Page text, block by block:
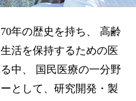
年の歴史を持ち、
高齢
活を保持するための医
中、
国民医療の一分野
として、研究開発・製